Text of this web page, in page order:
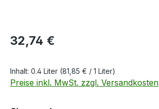
Regulärer Preis:
32,74 €
Inhalt: 0.4 Liter (81,85 € / 1 Liter)
Preise inkl. MwSt. zzgl. Versandkosten